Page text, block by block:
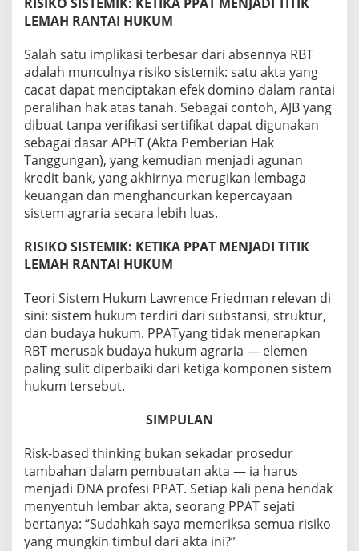
LEMAH RANTAI HUKUM
Salah satu implikasi terbesar dari absennya RBT
adalah munculnya risiko sistemik: satu akta yang
cacat dapat menciptakan efek domino dalam rantai
peralihan hak atas tanah. Sebagai contoh, AJB yang
dibuat tanpa verifikasi sertifikat dapat digunakan
sebagai dasar APHT (Akta Pemberian Hak
Tanggungan), yang kemudian menjadi agunan
kredit bank, yang akhirnya merugikan lembaga
keuangan dan menghancurkan kepercayaan
sistem agraria secara lebih luas.
RISIKO SISTEMIK: KETIKA PPAT MENJADI TITIK
LEMAH RANTAI HUKUM
Teori Sistem Hukum Lawrence Friedman relevan di
sini: sistem hukum terdiri dari substansi, struktur,
dan budaya hukum. PPATyang tidak menerapkan
RBT merusak budaya hukum agraria — elemen
paling sulit diperbaiki dari ketiga komponen sistem
hukum tersebut.
SIMPULAN
Risk-based thinking bukan sekadar prosedur
tambahan dalam pembuatan akta — ia harus
menjadi DNA profesi PPAT. Setiap kali pena hendak
menyentuh lembar akta, seorang PPAT sejati
bertanya: “Sudahkah saya memeriksa semua risiko
yang mungkin timbul dari akta ini?”